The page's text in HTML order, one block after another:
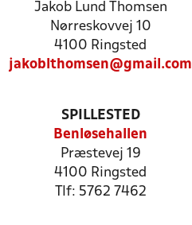
Jakob Lund Thomsen
Nørreskovvej 10
4100 Ringsted
jakoblthomsen@gmail.com
SPILLESTED
Benløsehallen
Præstevej 19
4100 Ringsted
Tlf: 5762 7462